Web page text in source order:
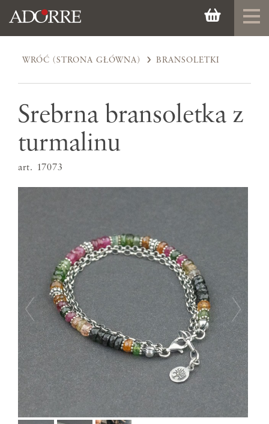
WRÓĆ (STRONA GŁÓWNA) BRANSOLETKI
Srebrna bransoletka z
turmalinu
art. 17073